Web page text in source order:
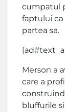
cumpatul
faptului ca
partea sa.
Merson a
care a
bluffurile